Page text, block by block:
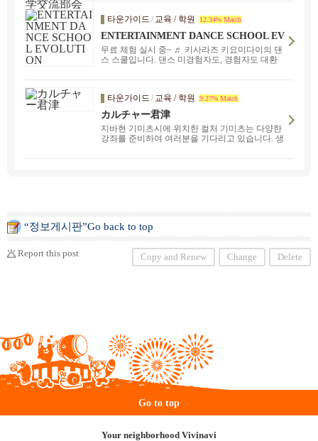
타운가이드 / 교육 / 학원 12.34% Match
ENTERTAINMENT DANCE SCHOOL EV
OLUTION
무료 체험 실시 중~ ♬ 키사라즈 키요미다이의 댄
스 스쿨입니다. 댄스 미경험자도, 경험자도 대환
타운가이드 / 교육 / 학원 9.27% Match
カルチャー君津
지바현 기미츠시에 위치한 컬처 기미츠는 다양한
강좌를 준비하여 여러분을 기다리고 있습니다. 생
“정보게시판”Go back to top
Report this post Copy and Renew Change Delete
Go to top
Your neighborhood Vivinavi